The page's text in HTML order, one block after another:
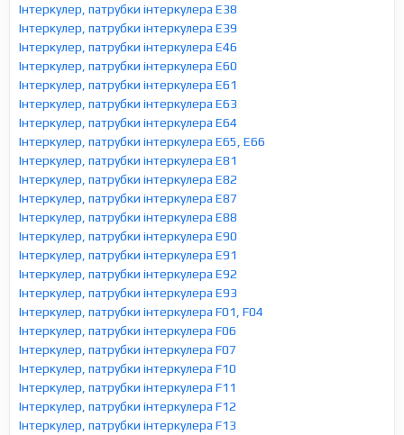
Інтеркулер, патрубки інтеркулера E38
Інтеркулер, патрубки інтеркулера E39
Інтеркулер, патрубки інтеркулера E46
Інтеркулер, патрубки інтеркулера E60
Інтеркулер, патрубки інтеркулера E61
Інтеркулер, патрубки інтеркулера E63
Інтеркулер, патрубки інтеркулера E64
Інтеркулер, патрубки інтеркулера E65, E66
Інтеркулер, патрубки інтеркулера E81
Інтеркулер, патрубки інтеркулера E82
Інтеркулер, патрубки інтеркулера E87
Інтеркулер, патрубки інтеркулера E88
Інтеркулер, патрубки інтеркулера E90
Інтеркулер, патрубки інтеркулера E91
Інтеркулер, патрубки інтеркулера E92
Інтеркулер, патрубки інтеркулера E93
Інтеркулер, патрубки інтеркулера F01, F04
Інтеркулер, патрубки інтеркулера F06
Інтеркулер, патрубки інтеркулера F07
Інтеркулер, патрубки інтеркулера F10
Інтеркулер, патрубки інтеркулера F11
Інтеркулер, патрубки інтеркулера F12
Інтеркулер, патрубки інтеркулера F13